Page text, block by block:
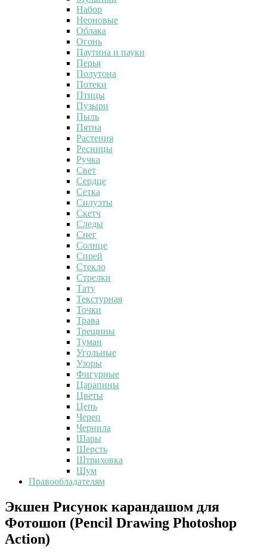
Набор
Неоновые
Облака
Огонь
Паутина и пауки
Перья
Полутона
Потеки
Птицы
Пузыри
Пыль
Пятна
Растения
Ресницы
Ручка
Свет
Сердце
Сетка
Силуэты
Скетч
Следы
Снег
Солнце
Спрей
Стекло
Стрелки
Тату
Текстурная
Точки
Трава
Трещины
Туман
Угольные
Узоры
Фигурные
Царапины
Цветы
Цепь
Череп
Чернила
Шары
Шерсть
Штриховка
Шум
Правообладателям
Экшен
Рисунок
карандашом
для
Фотошоп
Экшен Рисунок карандашом для
Фотошоп (Pencil Drawing Photoshop
Action)